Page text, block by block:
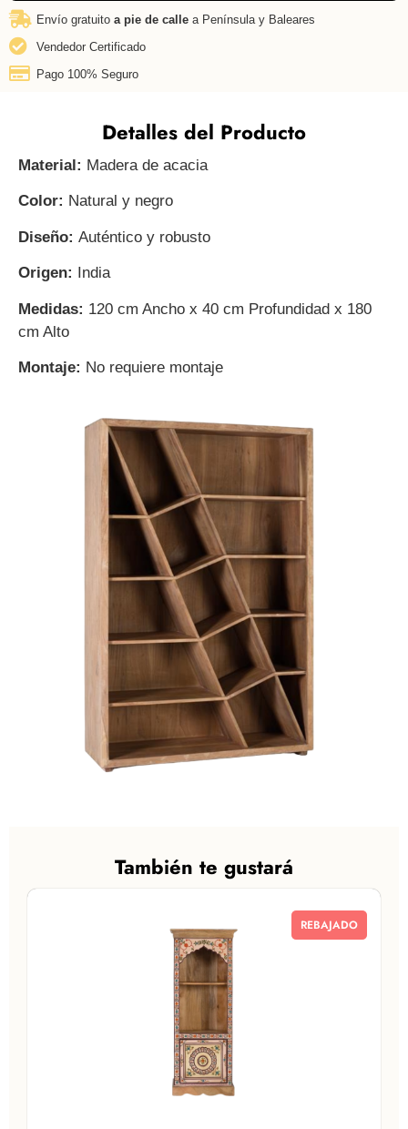
Envío gratuito a pie de calle a Península y Baleares
Vendedor Certificado
Pago 100% Seguro
Detalles del Producto
Material: Madera de acacia
Color: Natural y negro
Diseño: Auténtico y robusto
Origen: India
Medidas: 120 cm Ancho x 40 cm Profundidad x 180
cm Alto
Montaje: No requiere montaje
También te gustará
REBAJADO